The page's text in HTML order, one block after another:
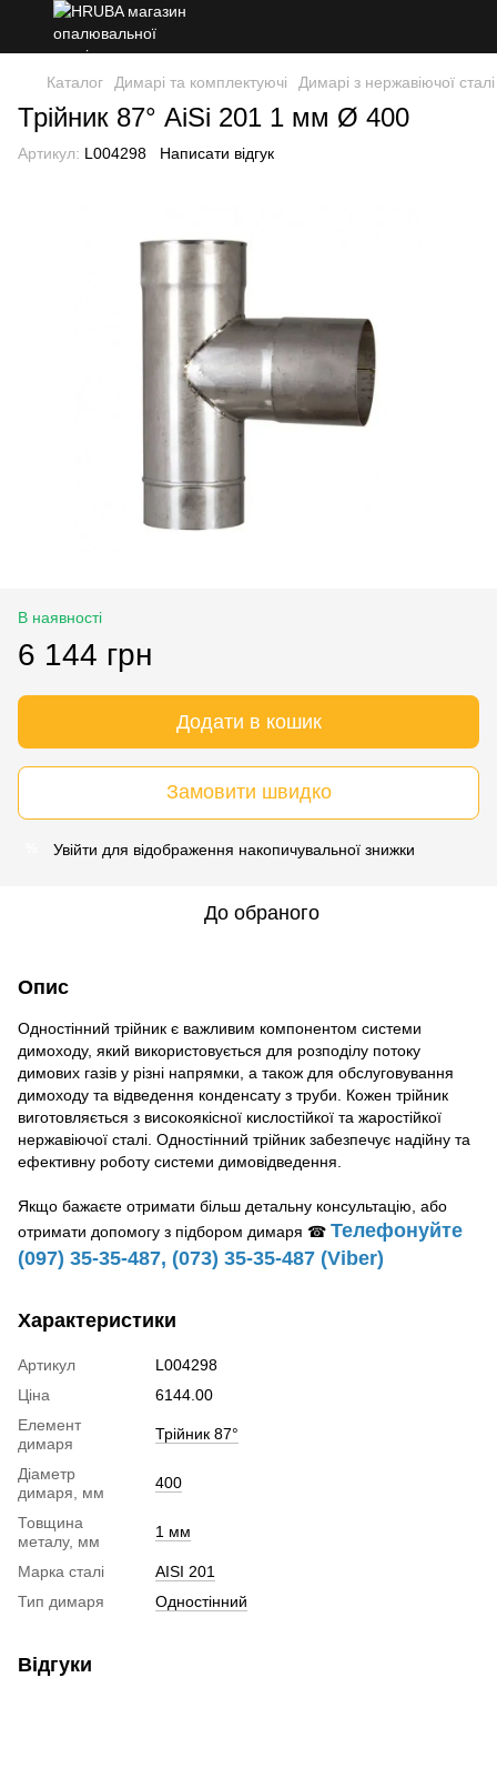
Каталог Димарі та комплектуючі Димарі з нержавіючої сталі
Трійник 87° AiSi 201 1 мм Ø 400
Артикул: L004298 Написати відгук
В наявності
6 144 грн
Додати в кошик
Замовити швидко
Увійти для відображення накопичувальної знижки
До обраного
Опис
Одностінний трійник є важливим компонентом системи
димоходу, який використовується для розподілу потоку
димових газів у різні напрямки, а також для обслуговування
димоходу та відведення конденсату з труби. Кожен трійник
виготовляється з високоякісної кислостійкої та жаростійкої
нержавіючої сталі. Одностінний трійник забезпечує надійну та
ефективну роботу системи димовідведення.
Якщо бажаєте отримати більш детальну консультацію, або
отримати допомогу з підбором димаря ☎ Телефонуйте
(097) 35-35-487, (073) 35-35-487 (Viber)
Характеристики
Артикул
L004298
Ціна
6144.00
Елемент
димаря
Трійник 87°
Діаметр
димаря, мм
400
Товщина
металу, мм
1 мм
Марка сталі
AISI 201
Тип димаря
Одностінний
Відгуки